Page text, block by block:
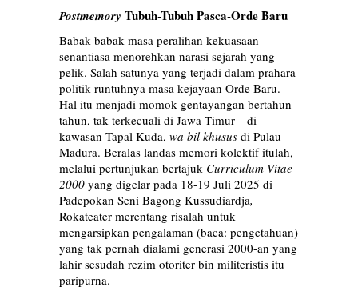
Postmemory Tubuh-Tubuh Pasca-Orde Baru
Babak-babak masa peralihan kekuasaan
senantiasa menorehkan narasi sejarah yang
pelik. Salah satunya yang terjadi dalam prahara
politik runtuhnya masa kejayaan Orde Baru.
Hal itu menjadi momok gentayangan bertahun-
tahun, tak terkecuali di Jawa Timur—di
kawasan Tapal Kuda, wa bil khusus di Pulau
Madura. Beralas landas memori kolektif itulah,
melalui pertunjukan bertajuk Curriculum Vitae
2000 yang digelar pada 18-19 Juli 2025 di
Padepokan Seni Bagong Kussudiardja,
Rokateater merentang risalah untuk
mengarsipkan pengalaman (baca: pengetahuan)
yang tak pernah dialami generasi 2000-an yang
lahir sesudah rezim otoriter bin militeristis itu
paripurna.